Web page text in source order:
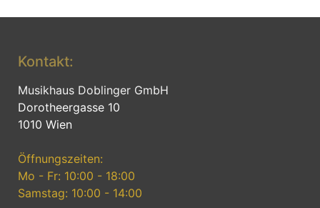
Kontakt:
Musikhaus Doblinger GmbH
Dorotheergasse 10
1010 Wien
Öffnungszeiten:
Mo - Fr: 10:00 - 18:00
Samstag: 10:00 - 14:00